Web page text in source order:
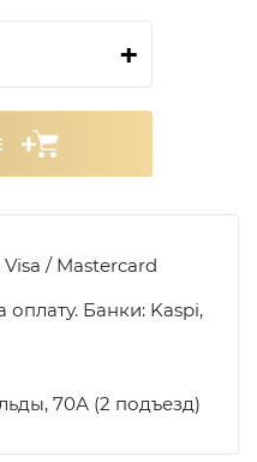
+
/ Mastercard
оплату. Банки: Kaspi,
70А (2 подъезд)